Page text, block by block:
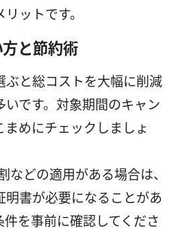
ットです。
と節約術
ぶと総コストを大幅に削減
いです。対象期間のキャン
まめにチェックしましょ
などの適用がある場合は、
明書が必要になることがあ
件を事前に確認してくださ